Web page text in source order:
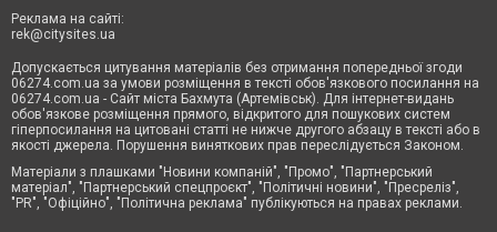
Реклама на сайті:
rek@citysites.ua
Допускається цитування матеріалів без отримання попередньої згоди
06274.com.ua за умови розміщення в тексті обов'язкового посилання на
06274.com.ua - Сайт міста Бахмута (Артемівськ). Для інтернет-видань
обов'язкове розміщення прямого, відкритого для пошукових систем
гіперпосилання на цитовані статті не нижче другого абзацу в тексті або в
якості джерела. Порушення виняткових прав переслідується Законом.
Матеріали з плашками "Новини компаній", "Промо", "Партнерський
матеріал", "Партнерський спецпроєкт", "Політичні новини", "Пресреліз",
"PR", "Офіційно", "Політична реклама" публікуються на правах реклами.